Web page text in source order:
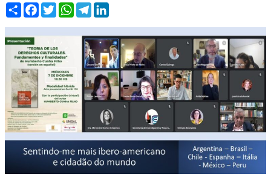
Compartilhar
Facebook
TwitterWhatsApp
Telegram